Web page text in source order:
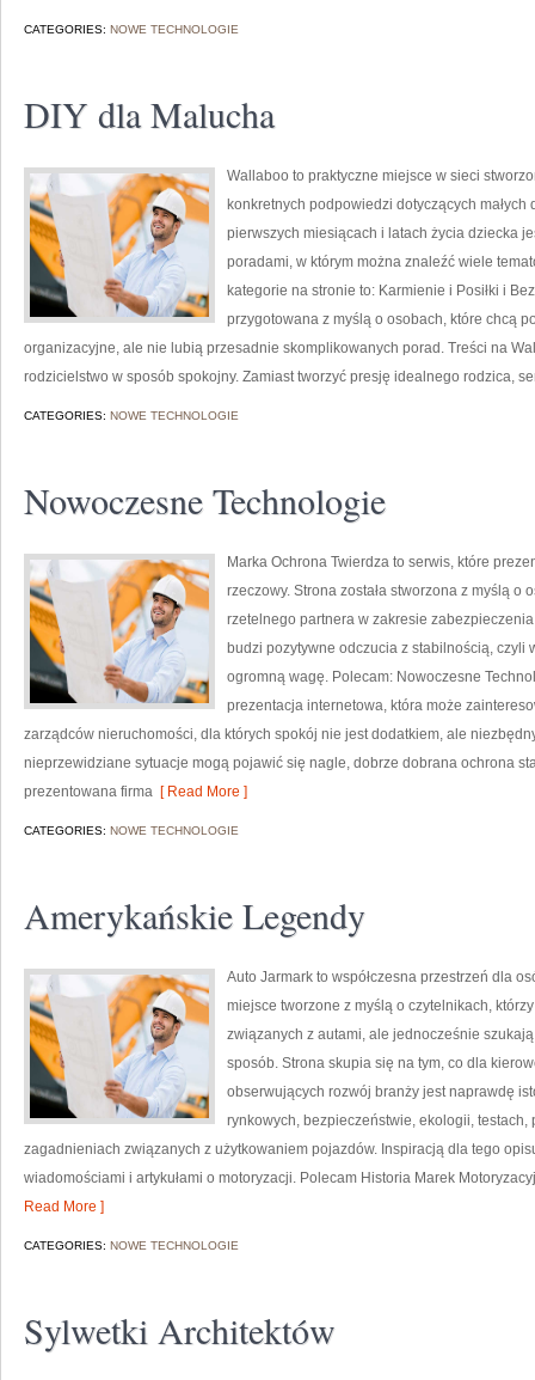
CATEGORIES: NOWE TECHNOLOGIE
DIY dla Malucha
Wallaboo to praktyczne miejsce w sieci
konkretnych podpowiedzi dotyczących
pierwszych miesiącach i latach życia dziecka
poradami, w którym można znaleźć wiele
kategorie na stronie to: Karmienie i Posiłki i
przygotowana z myślą o osobach, które chcą
organizacyjne, ale nie lubią przesadnie skomplikowanych porad. Treści na
rodzicielstwo w sposób spokojny. Zamiast tworzyć presję idealnego rodzica,
CATEGORIES: NOWE TECHNOLOGIE
Nowoczesne Technologie
Marka Ochrona Twierdza to serwis, które
rzeczowy. Strona została stworzona z myślą
rzetelnego partnera w zakresie
budzi pozytywne odczucia z stabilnością, czyli
ogromną wagę. Polecam: Nowoczesne
prezentacja internetowa, która może
zarządców nieruchomości, dla których spokój nie jest dodatkiem, ale
nieprzewidziane sytuacje mogą pojawić się nagle, dobrze dobrana ochrona
prezentowana firma [ Read More ]
CATEGORIES: NOWE TECHNOLOGIE
Amerykańskie Legendy
Auto Jarmark to współczesna przestrzeń dla
miejsce tworzone z myślą o czytelnikach,
związanych z autami, ale jednocześnie
sposób. Strona skupia się na tym, co dla
obserwujących rozwój branży jest naprawdę
rynkowych, bezpieczeństwie, ekologii,
zagadnieniach związanych z użytkowaniem pojazdów. Inspiracją dla tego
wiadomościami i artykułami o motoryzacji. Polecam Historia Marek
Read More ]
CATEGORIES: NOWE TECHNOLOGIE
Sylwetki Architektów